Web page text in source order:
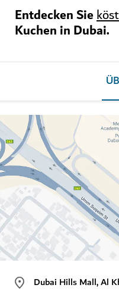
Entdecken Sie
Kuchen in Dubai.
Dubai Hills Mall, Al